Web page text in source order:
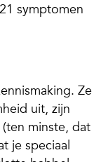
symptomen
Ze
uit, zijn
minste, dat
je speciaal